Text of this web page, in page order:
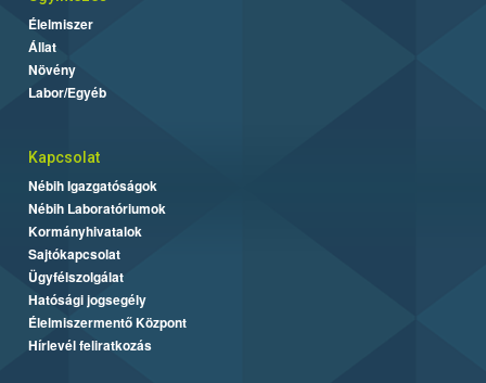
Élelmiszer
Állat
Növény
Labor/Egyéb
Kapcsolat
Nébih Igazgatóságok
Nébih Laboratóriumok
Kormányhivatalok
Sajtókapcsolat
Ügyfélszolgálat
Hatósági jogsegély
Élelmiszermentő Központ
Hírlevél feliratkozás